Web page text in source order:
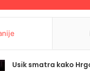
Usik smatra kako